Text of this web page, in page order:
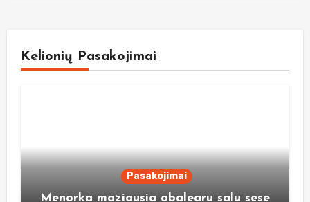
Kelionių Pasakojimai
Pasakojimai
Menorka maziausia abalearu salu sese